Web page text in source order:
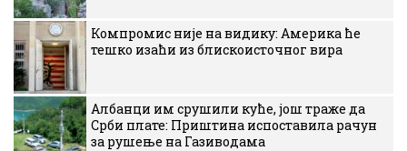
Компромис није на видику: Америка ће
тешко изаћи из блискоисточног вира
Албанци им срушили куће, још траже да
Срби плате: Приштина испоставила рачун
за рушење на Газиводама